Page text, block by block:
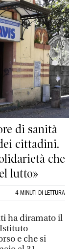
di sanità
cittadini.
che
lutto»
4 MINUTI DI LETTURA
ha diramato il
e che si